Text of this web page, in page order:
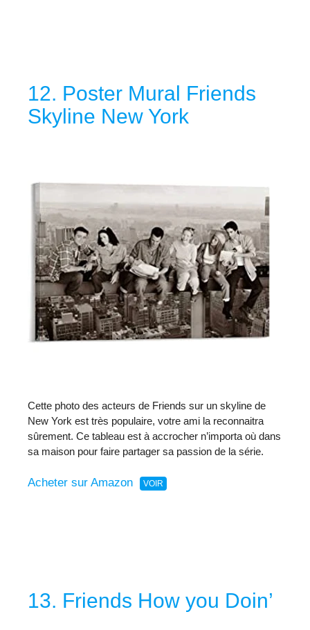
12. Poster Mural Friends
Skyline New York
Cette photo des acteurs de Friends sur un skyline de
New York est très populaire, votre ami la reconnaitra
sûrement. Ce tableau est à accrocher n’importa où dans
sa maison pour faire partager sa passion de la série.
Acheter sur Amazon
13. Friends How you Doin’